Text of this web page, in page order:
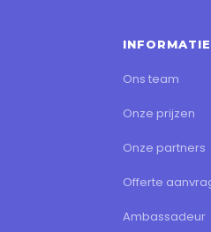
INFORMATIE
Ons team
Onze prijzen
Onze partners
Offerte
Ambassadeur